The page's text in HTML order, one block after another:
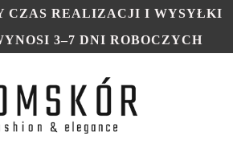
CZAS REALIZACJI I WYSYŁKI
3–7 DNI ROBOCZYCH